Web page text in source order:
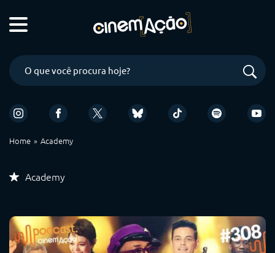
Home Academy
Academy